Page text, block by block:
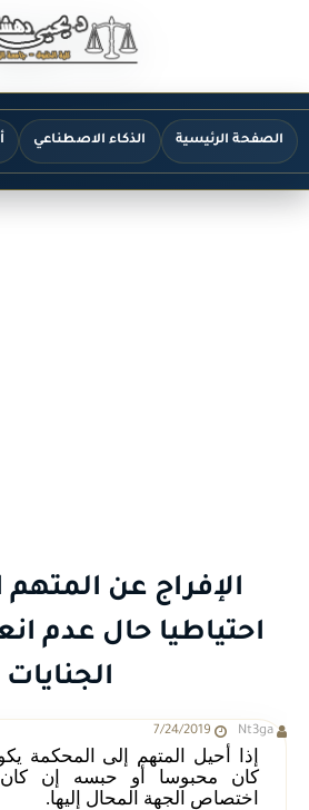
الصفحة الرئيسية الذكاء الاصطناعي
الإفراج عن
احتياطيا حال عدم
الجنايات
Nt3ga
7/24/2019
إذا أحيل المتهم إلى المحكمة
كان محبوسا أو حبسه إن
اختصاص الجهة المحال إليها.